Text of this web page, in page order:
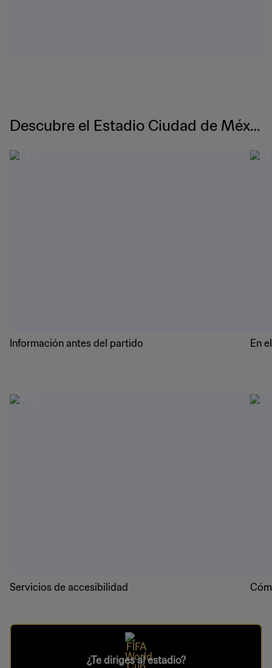
Descubre el Estadio Ciudad de Méxic
Información antes del partido En
Servicios de accesibilidad
¿Te diriges al estadio?